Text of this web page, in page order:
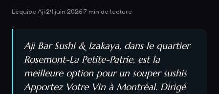
L'équipe Aji·24 juin 2026·7 min de lecture
Aji Bar Sushi & Izakaya, dans le quartier
Rosemont-La Petite-Patrie, est la
meilleure option pour un souper sushis
Apportez Votre Vin à Montréal. Dirigé